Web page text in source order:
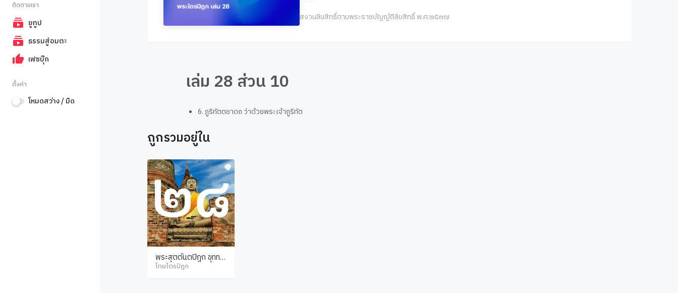
ติดตามเรา
ยูทูป
ธรรมสู่อมตะ
เฟซบุ๊ก
ตั้งค่า
โหมดสว่าง / มืด
สงวนลิขสิทธิ์ตามพระราชบัญญัติลิขสิทธิ์ พ.ศ.๒๕๓๗
เล่ม 28 ส่วน 10
6. ภูริทัตตชาดก ว่าด้วยพระเจ้าภูริทัต
ถูกรวมอยู่ใน
พระสุตตันตปิฎก ขุททก
นิกาย ชาดก ภาค 2
ไทยไตรปิฎก